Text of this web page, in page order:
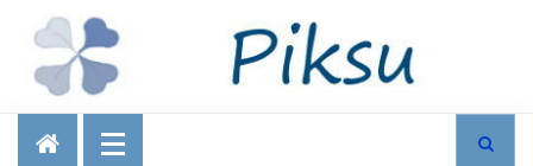
Talous